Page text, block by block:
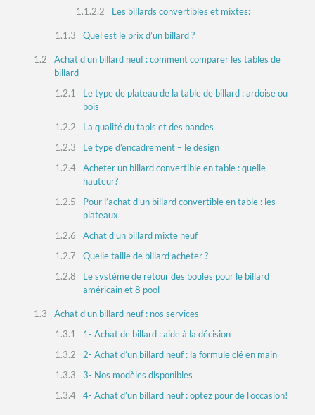
Les billards convertibles et mixtes:
Quel est le prix d’un billard ?
Achat d’un billard neuf : comment comparer les tables de
billard
Le type de plateau de la table de billard : ardoise ou
bois
La qualité du tapis et des bandes
Le type d’encadrement – le design
Acheter un billard convertible en table : quelle
hauteur?
Pour l’achat d’un billard convertible en table : les
plateaux
Achat d’un billard mixte neuf
Quelle taille de billard acheter ?
Le système de retour des boules pour le billard
américain et 8 pool
Achat d’un billard neuf : nos services
1- Achat de billard : aide à la décision
2- Achat d’un billard neuf : la formule clé en main
3- Nos modèles disponibles
4- Achat d’un billard neuf : optez pour de l'occasion!